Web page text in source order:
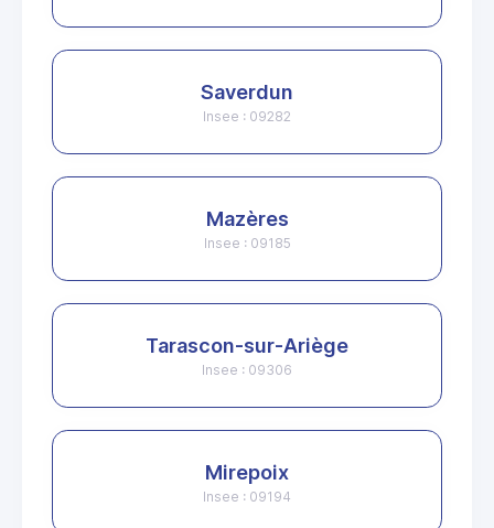
Saverdun
Insee : 09282
Mazères
Insee : 09185
Tarascon-sur-Ariège
Insee : 09306
Mirepoix
Insee : 09194